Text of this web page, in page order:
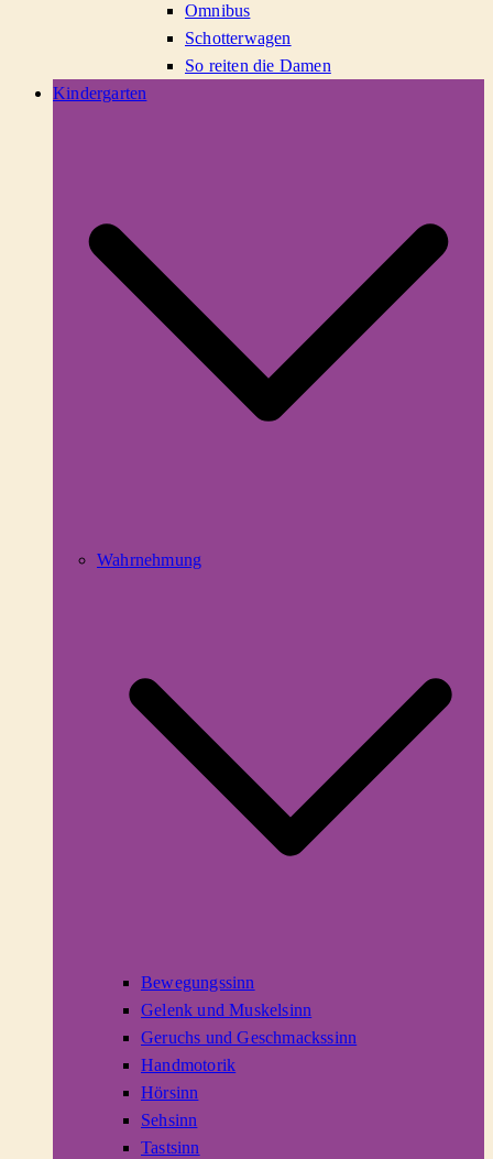
Omnibus
Schotterwagen
So reiten die Damen
Kindergarten
Wahrnehmung
Bewegungssinn
Gelenk und Muskelsinn
Geruchs und Geschmackssinn
Handmotorik
Hörsinn
Sehsinn
Tastsinn